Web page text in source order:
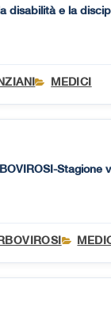
disabilità e la
MEDICI
Stagione